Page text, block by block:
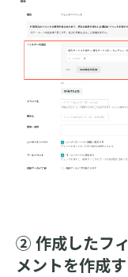
② 作成したフ
メントを作成